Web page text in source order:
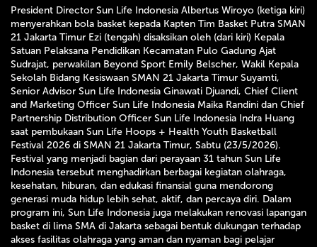
President Director Sun Life Indonesia Albertus Wiroyo (ketiga kiri)
menyerahkan bola basket kepada Kapten Tim Basket Putra SMAN
21 Jakarta Timur Ezi (tengah) disaksikan oleh (dari kiri) Kepala
Satuan Pelaksana Pendidikan Kecamatan Pulo Gadung Ajat
Sudrajat, perwakilan Beyond Sport Emily Belscher, Wakil Kepala
Sekolah Bidang Kesiswaan SMAN 21 Jakarta Timur Suyamti,
Senior Advisor Sun Life Indonesia Ginawati Djuandi, Chief Client
and Marketing Officer Sun Life Indonesia Maika Randini dan Chief
Partnership Distribution Officer Sun Life Indonesia Indra Huang
saat pembukaan Sun Life Hoops + Health Youth Basketball
Festival 2026 di SMAN 21 Jakarta Timur, Sabtu (23/5/2026).
Festival yang menjadi bagian dari perayaan 31 tahun Sun Life
Indonesia tersebut menghadirkan berbagai kegiatan olahraga,
kesehatan, hiburan, dan edukasi finansial guna mendorong
generasi muda hidup lebih sehat, aktif, dan percaya diri. Dalam
program ini, Sun Life Indonesia juga melakukan renovasi lapangan
basket di lima SMA di Jakarta sebagai bentuk dukungan terhadap
akses fasilitas olahraga yang aman dan nyaman bagi pelajar